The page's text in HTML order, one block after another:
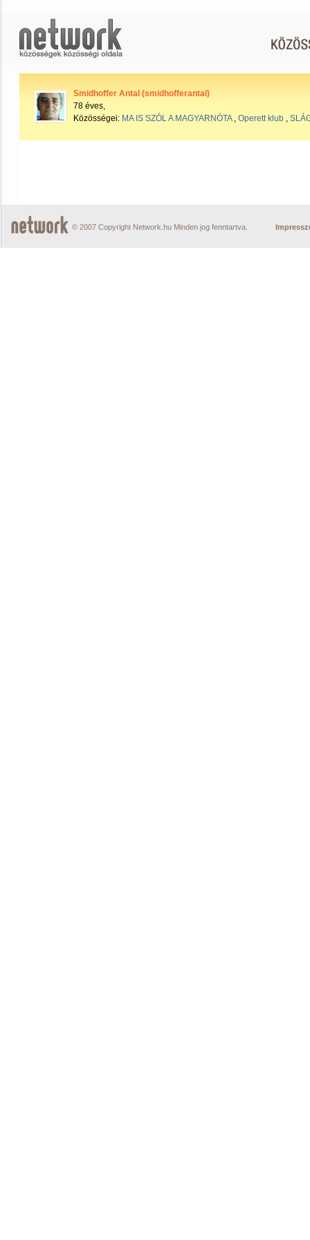
Smidhoffer Antal (smidhofferantal)
78 éves,
Közösségei: MA IS SZÓL A MAGYARNÓTA, Operett klub ,
© 2007 Copyright Network.hu Minden jog fenntartva.